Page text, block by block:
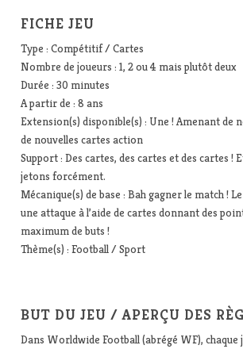
FICHE JEU
Type : Compétitif / Cartes
Nombre de joueurs : 1, 2 ou 4 mais plutôt deux
Durée : 30 minutes
A partir de : 8 ans
Extension(s) disponible(s) : Une ! Amenant de
de nouvelles cartes action
Support : Des cartes, des cartes et des cartes !
jetons forcément.
Mécanique(s) de base : Bah gagner le match !
une attaque à l’aide de cartes donnant des
maximum de buts !
Thème(s) : Football / Sport
BUT DU JEU / APERÇU DES
Dans Worldwide Football (abrégé WF), chaque